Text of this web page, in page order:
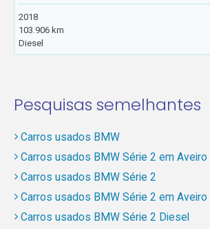
2018
103.906 km
Diesel
Pesquisas semelhantes
Carros usados BMW
Carros usados BMW Série 2 em
Carros usados BMW Série 2
Carros usados BMW Série 2 em Aveiro
Carros usados BMW Série 2 Diesel